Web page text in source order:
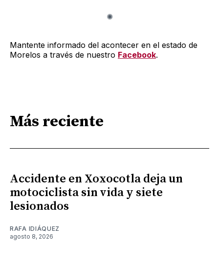
Mantente informado del acontecer en el estado de
Morelos a través de nuestro Facebook.
Más reciente
Accidente en Xoxocotla deja un
motociclista sin vida y siete
lesionados
RAFA IDIÁQUEZ
agosto 8, 2026